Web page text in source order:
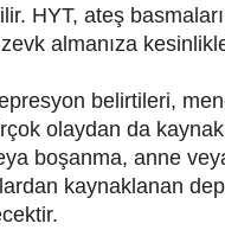
HYT, ateş
almanıza
belirtileri,
olaydan da
boşanma, anne
kaynaklanan